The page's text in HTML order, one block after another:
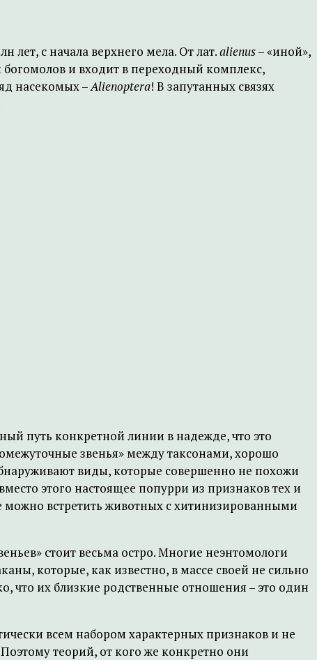
с начала верхнего мела. От лат.alienus– «иной»,
и входит в переходный комплекс,
насекомых –Alienoptera! В запутанных связях
путь конкретной линии в надежде, что это
звенья» между таксонами, хорошо
виды, которые совершенно не похожи
этого настоящее попурри из признаков тех и
можно встретить животных с хитинизированными
стоит весьма остро. Многие неэнтомологи
которые, как известно, в массе своей не сильно
что их близкие родственные отношения – это один
всем набором характерных признаков и не
теорий, от кого же конкретно они